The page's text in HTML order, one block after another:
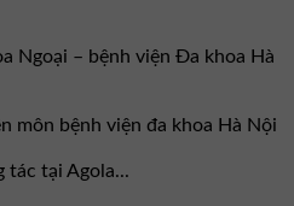
Ngoại – bệnh viện Đa khoa Hà
môn bệnh viện đa khoa Hà Nội
tác tại Agola...